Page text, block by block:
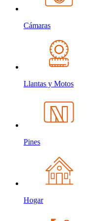
Cámaras
Llantas y Motos
Pines
Hogar